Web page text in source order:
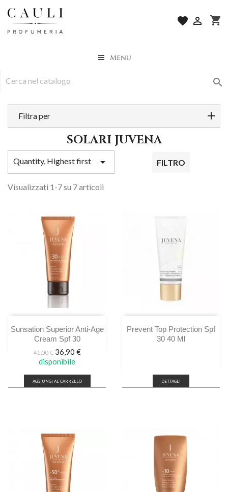
shopping_cart

favorite
Menu

Filtra per
SOLARI JUVENA
Quantity, Highest first  FILTRO
Visualizzati 1-7 su 7 articoli
Sunsation Superior Anti-Age
Cream Spf 30
Prezzo
base
41,00 € Prezzo
36,90 €
disponibile
AGGIUNGI AL CARRELLO
Prevent Top Protection Spf
30 40 Ml
DETTAGLI